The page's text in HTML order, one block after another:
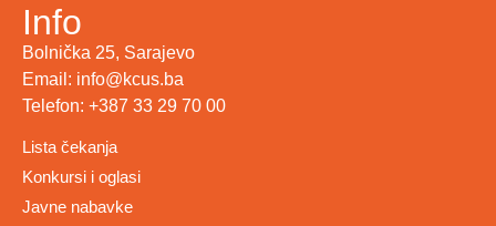
Info
Bolnička 25, Sarajevo
Email: info@kcus.ba
Telefon: +387 33 29 70 00
Lista čekanja
Konkursi i oglasi
Javne nabavke